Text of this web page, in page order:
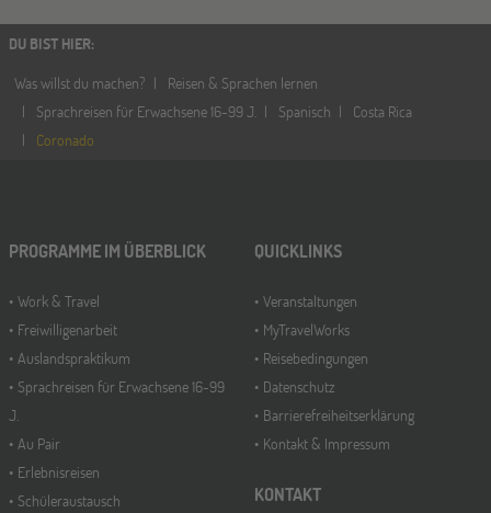
DU BIST HIER:
Was willst du machen?
Reisen & Sprachen lernen
Sprachreisen für Erwachsene 16-99 J.
Spanisch
Costa Rica
Coronado
PROGRAMME IM ÜBERBLICK
Work & Travel
Freiwilligenarbeit
Auslandspraktikum
Sprachreisen für Erwachsene 16-99
J.
Au Pair
Erlebnisreisen
Schüleraustausch
QUICKLINKS
Veranstaltungen
MyTravelWorks
Reisebedingungen
Datenschutz
Barrierefreiheitserklärung
Kontakt & Impressum
KONTAKT